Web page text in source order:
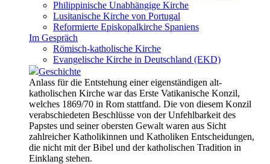
Philippinische Unabhängige Kirche
Lusitanische Kirche von Portugal
Reformierte Episkopalkirche Spaniens
Im Gespräch
Römisch-katholische Kirche
Evangelische Kirche in Deutschland (EKD)
Geschichte
Anlass für die Entstehung einer eigenständigen alt-
katholischen Kirche war das Erste Vatikanische Konzil,
welches 1869/70 in Rom stattfand. Die von diesem Konzil
verabschiedeten Beschlüsse von der Unfehlbarkeit des
Papstes und seiner obersten Gewalt waren aus Sicht
zahlreicher Katholikinnen und Katholiken Entscheidungen,
die nicht mit der Bibel und der katholischen Tradition in
Einklang stehen.